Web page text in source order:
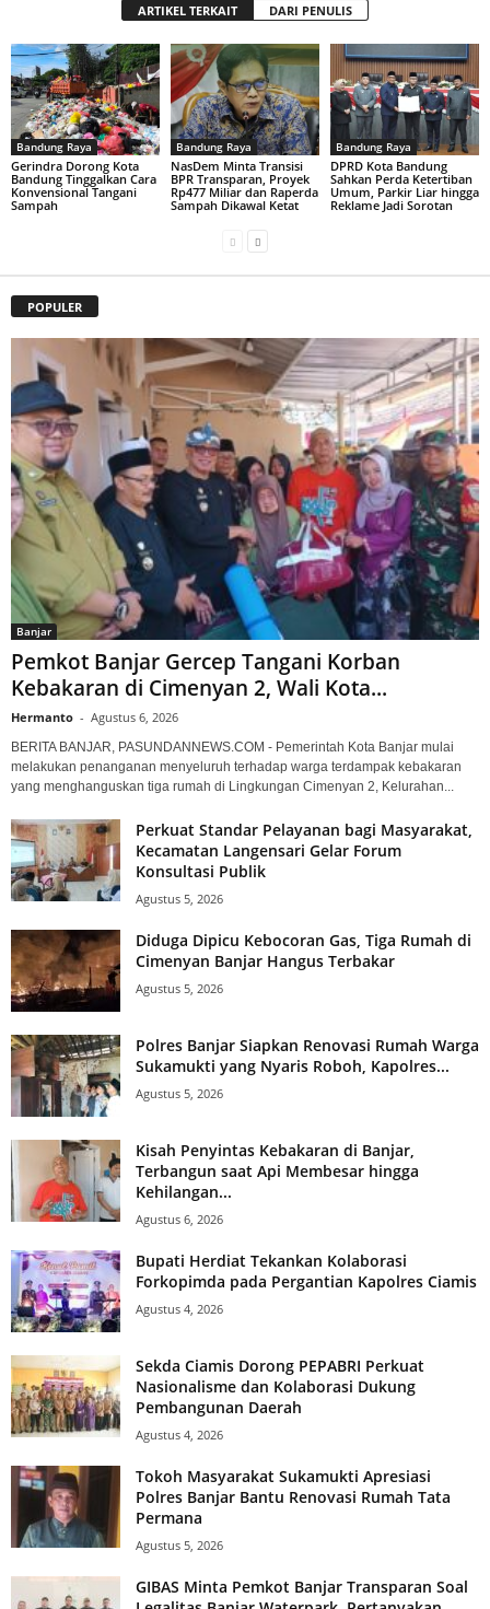
ARTIKEL TERKAIT DARI PENULIS
Bandung Raya
Gerindra Dorong Kota
Bandung Tinggalkan Cara
Konvensional Tangani
Sampah
Bandung Raya
NasDem Minta Transisi
BPR Transparan, Proyek
Rp477 Miliar dan Raperda
Sampah Dikawal Ketat
Bandung Raya
DPRD Kota Bandung
Sahkan Perda Ketertiban
Umum, Parkir Liar hingga
Reklame Jadi Sorotan
POPULER
Banjar
Pemkot Banjar Gercep Tangani Korban
Kebakaran di Cimenyan 2, Wali Kota...
Hermanto - Agustus 6, 2026
BERITA BANJAR, PASUNDANNEWS.COM - Pemerintah Kota Banjar mulai
melakukan penanganan menyeluruh terhadap warga terdampak kebakaran
yang menghanguskan tiga rumah di Lingkungan Cimenyan 2, Kelurahan...
Perkuat Standar Pelayanan bagi Masyarakat,
Kecamatan Langensari Gelar Forum
Konsultasi Publik
Agustus 5, 2026
Diduga Dipicu Kebocoran Gas, Tiga Rumah di
Cimenyan Banjar Hangus Terbakar
Agustus 5, 2026
Polres Banjar Siapkan Renovasi Rumah Warga
Sukamukti yang Nyaris Roboh, Kapolres...
Agustus 5, 2026
Kisah Penyintas Kebakaran di Banjar,
Terbangun saat Api Membesar hingga
Kehilangan...
Agustus 6, 2026
Bupati Herdiat Tekankan Kolaborasi
Forkopimda pada Pergantian Kapolres Ciamis
Agustus 4, 2026
Sekda Ciamis Dorong PEPABRI Perkuat
Nasionalisme dan Kolaborasi Dukung
Pembangunan Daerah
Agustus 4, 2026
Tokoh Masyarakat Sukamukti Apresiasi
Polres Banjar Bantu Renovasi Rumah Tata
Permana
Agustus 5, 2026
GIBAS Minta Pemkot Banjar Transparan Soal